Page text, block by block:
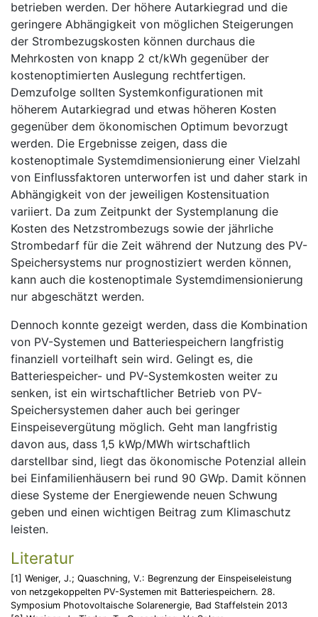
betrieben werden. Der höhere Autarkiegrad und die
geringere Abhängigkeit von möglichen Steigerungen
der Strombezugskosten können durchaus die
Mehrkosten von knapp 2 ct/kWh gegenüber der
kostenoptimierten Auslegung rechtfertigen.
Demzufolge sollten Systemkonfigurationen mit
höherem Autarkiegrad und etwas höheren Kosten
gegenüber dem ökonomischen Optimum bevorzugt
werden. Die Ergebnisse zeigen, dass die
kostenoptimale Systemdimensionierung einer Vielzahl
von Einflussfaktoren unterworfen ist und daher stark in
Abhängigkeit von der jeweiligen Kostensituation
variiert. Da zum Zeitpunkt der Systemplanung die
Kosten des Netzstrombezugs sowie der jährliche
Strombedarf für die Zeit während der Nutzung des PV-
Speichersystems nur prognostiziert werden können,
kann auch die kostenoptimale Systemdimensionierung
nur abgeschätzt werden.
Dennoch konnte gezeigt werden, dass die Kombination
von PV-Systemen und Batteriespeichern langfristig
finanziell vorteilhaft sein wird. Gelingt es, die
Batteriespeicher- und PV-Systemkosten weiter zu
senken, ist ein wirtschaftlicher Betrieb von PV-
Speichersystemen daher auch bei geringer
Einspeisevergütung möglich. Geht man langfristig
davon aus, dass 1,5 kWp/MWh wirtschaftlich
darstellbar sind, liegt das ökonomische Potenzial allein
bei Einfamilienhäusern bei rund 90 GWp. Damit können
diese Systeme der Energiewende neuen Schwung
geben und einen wichtigen Beitrag zum Klimaschutz
leisten.
Literatur
[1] Weniger, J.; Quaschning, V.: Begrenzung der Einspeiseleistung
von netzgekoppelten PV-Systemen mit Batteriespeichern. 28.
Symposium Photovoltaische Solarenergie, Bad Staffelstein 2013